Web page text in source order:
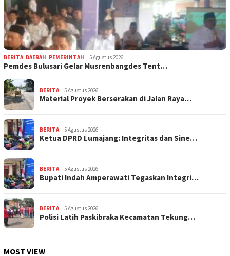
BERITA DAERAH PEMERINTAH 5 Agustus 2026
Pemdes Bulusari Gelar Musrenbangdes Tent…
BERITA 5 Agustus 2026
Material Proyek Berserakan di Jalan Raya…
BERITA 5 Agustus 2026
Ketua DPRD Lumajang: Integritas dan Sine…
BERITA 5 Agustus 2026
Bupati Indah Amperawati Tegaskan Integri…
BERITA 5 Agustus 2026
Polisi Latih Paskibraka Kecamatan Tekung…
MOST VIEW